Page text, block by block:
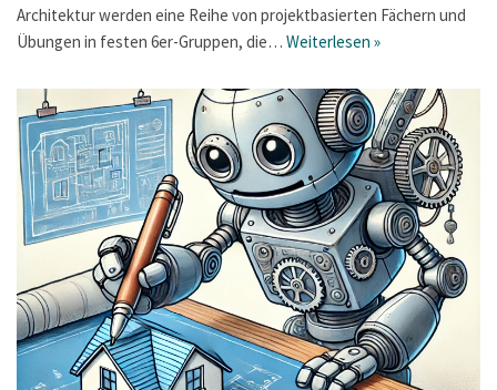
Architektur werden eine Reihe von projektbasierten Fächern und
Übungen in festen 6er-Gruppen, die… Weiterlesen »